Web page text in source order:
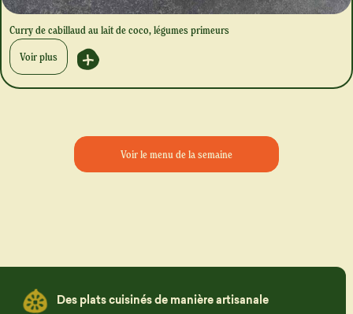
Curry de cabillaud au lait de coco, légumes primeurs
Voir plus
Voir le menu de la semaine
Des plats cuisinés de manière artisanale